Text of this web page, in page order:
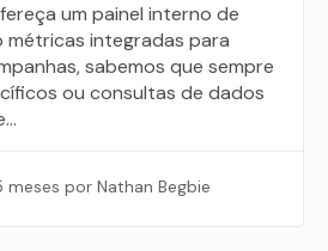
um painel interno de
métricas integradas para
sabemos que sempre
ou consultas de dados
meses por Nathan Begbie